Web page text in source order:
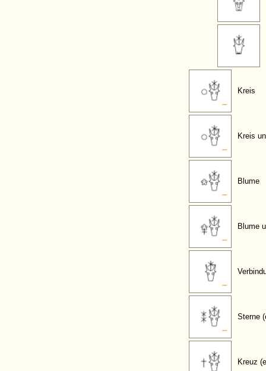
Kreis
Kreis
Blume
Blume
Sterne
Kreuz